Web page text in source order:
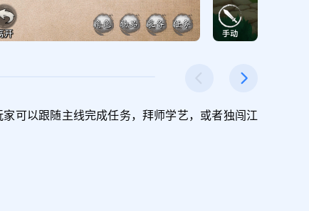
可以跟随主线完成任务，拜师学艺，或者独闯江